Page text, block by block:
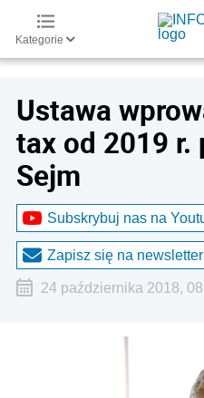
Kategorie
Ustawa
tax od 2019 r.
Sejm
Subskrybuj nas na
Zapisz się na newsletter
24 października 2018,